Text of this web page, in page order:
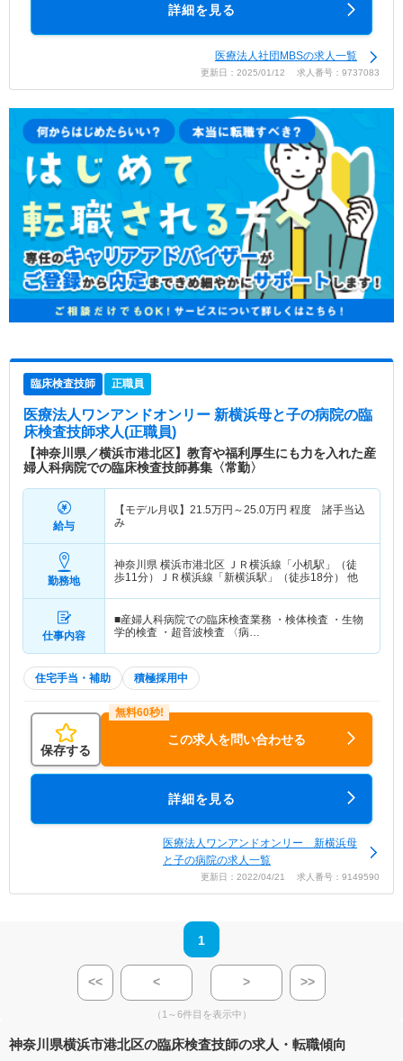
詳細を見る
医療法人社団MBSの求人一覧
更新日：2025/01/12 求人番号：9737083
臨床検査技師 正職員
医療法人ワンアンドオンリー 新横浜母と子の病院の臨
床検査技師求人(正職員)
【神奈川県／横浜市港北区】教育や福利厚生にも力を入れた産
婦人科病院での臨床検査技師募集〈常勤〉
給与
【モデル月収】 21.5万円～25.0万円 程度 諸手当込
み
勤務地
神奈川県 横浜市港北区 ＪＲ横浜線「小机駅」（徒
歩11分）ＪＲ横浜線「新横浜駅」（徒歩18分） 他
仕事内容
■産婦人科病院での臨床検査業務 ・検体検査 ・生物
学的検査 ・超音波検査 〈病…
住宅手当・補助 積極採用中
保存する
この求人を問い合わせる
詳細を見る
医療法人ワンアンドオンリー 新横浜母
と子の病院の求人一覧
更新日：2022/04/21 求人番号：9149590
1
<< < > >>
（1～6件目を表示中）
神奈川県横浜市港北区の臨床検査技師の求人・転職傾向